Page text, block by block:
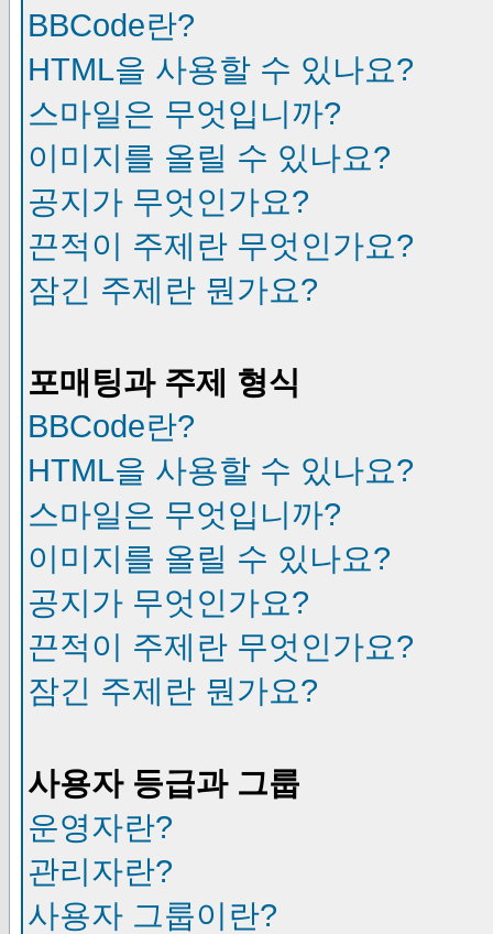
BBCode란?
HTML을 사용할 수 있나요?
스마일은 무엇입니까?
이미지를 올릴 수 있나요?
공지가 무엇인가요?
끈적이 주제란 무엇인가요?
잠긴 주제란 뭔가요?
포매팅과 주제 형식
BBCode란?
HTML을 사용할 수 있나요?
스마일은 무엇입니까?
이미지를 올릴 수 있나요?
공지가 무엇인가요?
끈적이 주제란 무엇인가요?
잠긴 주제란 뭔가요?
사용자 등급과 그룹
운영자란?
관리자란?
사용자 그룹이란?